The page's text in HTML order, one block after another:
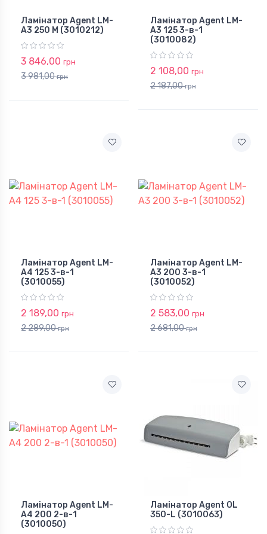
Ламінатор Agent LM-
A3 250 M (3010212)
3 846,00 грн
3 981,00грн
Ламінатор Agent LM-
A3 125 3-в-1
(3010082)
2 108,00 грн
2 187,00грн
Ламінатор Agent LM-
A4 125 3-в-1
(3010055)
2 189,00 грн
2 289,00грн
Ламінатор Agent LM-
A3 200 3-в-1
(3010052)
2 583,00 грн
2 681,00грн
Ламінатор Agent LM-
A4 200 2-в-1
(3010050)
Ламінатор Agent OL
350-L (3010063)